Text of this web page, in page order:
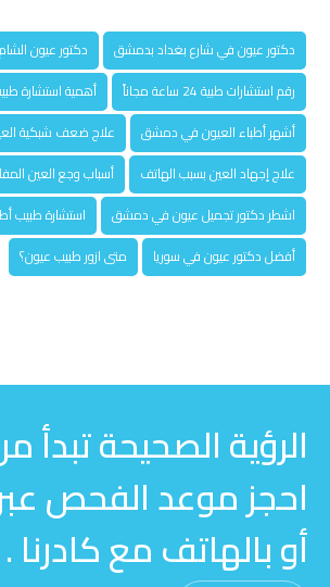
دكتور عيون في شارع بغداد بدمشق
دكتور عيون الشام
رقم استشارات طبية 24 ساعة مجاناً
أهمية استشارة
أشهر أطباء العيون في دمشق
علاج ضعف شبكية
علاج إجهاد العين بسبب الهاتف
أسباب وجع العين
اشطر دكتور تجميل عيون في دمشق
استشارة طبيب
أفضل دكتور عيون في سوريا
متى ازور طبيب عيون؟
الرؤية الصحيحة تبدأ
احجز موعد الفحص عبر
أو بالهاتف مع كادرنا .